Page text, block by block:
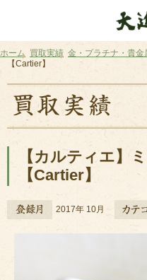
ホーム 買取実績 金・プラチナ・貴金
【Cartier】
【カルティエ】
【Cartier】
2017年 10月